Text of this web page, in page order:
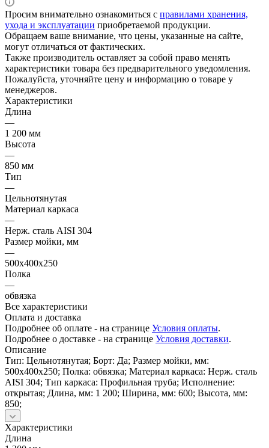
Просим внимательно ознакомиться с правилами хранения,
ухода и эксплуатации приобретаемой продукции.
Обращаем ваше внимание, что цены, указанные на сайте,
могут отличаться от фактических.
Также производитель оставляет за собой право менять
характеристики товара без предварительного уведомления.
Пожалуйста, уточняйте цену и информацию о товаре у
менеджеров.
Характеристики
Длина
—
1 200 мм
Высота
—
850 мм
Тип
—
Цельнотянутая
Материал каркаса
—
Нерж. сталь AISI 304
Размер мойки, мм
—
500х400х250
Полка
—
обвязка
Все характеристики
Оплата и доставка
Подробнее об оплате - на странице Условия оплаты.
Подробнее о доставке - на странице Условия доставки.
Описание
Тип: Цельнотянутая; Борт: Да; Размер мойки, мм:
500х400х250; Полка: обвязка; Материал каркаса: Нерж. сталь
AISI 304; Тип каркаса: Профильная труба; Исполнение:
открытая; Длина, мм: 1 200; Ширина, мм: 600; Высота, мм:
850;
Характеристики
Длина